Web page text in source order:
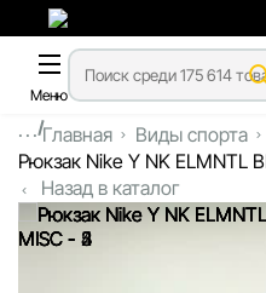
Меню
...Главная Виды спорта
Рюкзак Nike Y NK ELMNTL
Назад в каталог